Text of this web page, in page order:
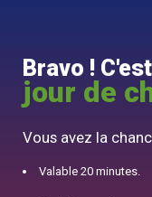
10% offert
Bravo !
jour de
Vous avez la
Valable 20 minutes.